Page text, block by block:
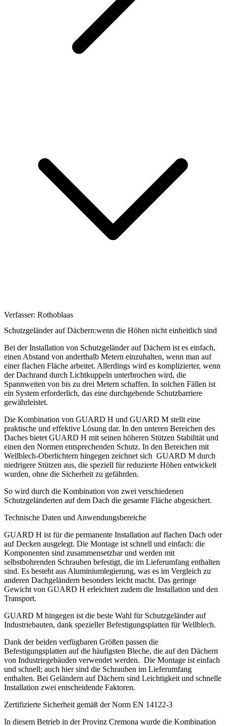
Verfasser: Rothoblaas
Schutzgeländer auf Dächern:wenn die Höhen nicht einheitlich sind
Bei der Installation von Schutzgeländer auf Dächern ist es einfach,
einen Abstand von anderthalb Metern einzuhalten, wenn man auf
einer flachen Fläche arbeitet. Allerdings wird es komplizierter, wenn
derDachrand durch Lichtkuppeln unterbrochen wird, die
Spannweiten von bis zu drei Metern schaffen. In solchen Fällen ist
ein System erforderlich, das eine durchgehende Schutzbarriere
gewährleistet.
Die Kombination von GUARD H und GUARD M stellt eine
praktische und effektive Lösung dar. In den unteren Bereichen des
Daches bietet GUARD H mit seinen höheren Stützen Stabilität und
einen den Normen entsprechenden Schutz. In den Bereichen mit
Wellblech-Oberlichtern hingegen zeichnet sich GUARD M durch
niedrigere Stützen aus, die speziell für reduzierte Höhen entwickelt
wurden, ohne die Sicherheit zu gefährden.
So wird durch die Kombination von zwei verschiedenen
Schutzgeländerten auf dem Dach die gesamte Fläche abgesichert.
Technische Daten und Anwendungsbereiche
GUARD H ist für die permanente Installation auf flachen Dach oder
auf Decken ausgelegt. Die Montage ist schnell und einfach: die
Komponenten sind zusammensetzbar und werden mit
selbstbohrenden Schrauben befestigt, die im Lieferumfang enthalten
sind. Es besteht aus Aluminiumlegierung, was es im Vergleich zu
anderen Dachgeländern besonders leicht macht. Das geringe
Gewicht von GUARD H erleichtert zudem die Installation und den
Transport.
GUARD M hingegen ist die beste Wahl für Schutzgeländer auf
Industriebauten, dank speziellerBefestigungsplatten für Wellblech.
Dank der beiden verfügbaren Größen passen die
Befestigungsplatten auf die häufigsten Bleche, die auf den Dächern
von Industriegebäuden verwendet werden. Die Montage ist einfach
und schnell; auch hier sind die Schrauben im Lieferumfang
enthalten. Bei Geländern auf Dächern sind Leichtigkeit und schnelle
Installation zwei entscheidende Faktoren.
Zertifizierte Sicherheit gemäß der Norm EN 14122-3
In diesem Betrieb in der Provinz Cremona wurde die Kombination